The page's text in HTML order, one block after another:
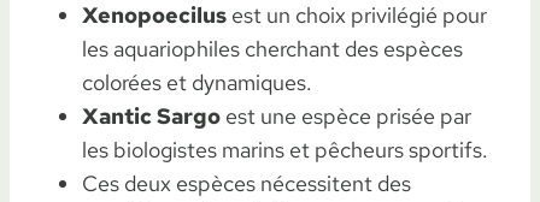
Xenopoecilus est un choix privilégié pour
les aquariophiles cherchant des espèces
colorées et dynamiques.
Xantic Sargo est une espèce prisée par
les biologistes marins et pêcheurs sportifs.
Ces deux espèces nécessitent des